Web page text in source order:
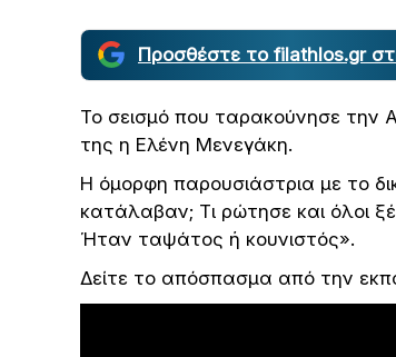
Προσθέστε το filathlos.gr
Το σεισμό που ταρακούνησε την
της η Ελένη Μενεγάκη.
Η όμορφη παρουσιάστρια με το
κατάλαβαν; Τι ρώτησε και όλοι
Ήταν ταψάτος ή κουνιστός».
Δείτε το απόσπασμα από την